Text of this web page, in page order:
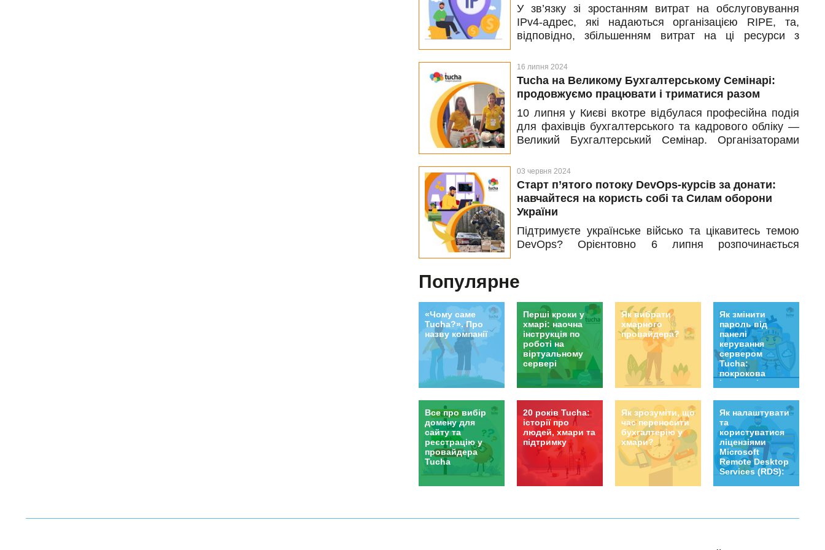
розповісти, як хмарні сервіси допоможуть фахівцям
полегшити їх щоденну роботу з бухгалтерією.
У зв’язку зі зростанням витрат на обслуговування
IPv4-адрес, які надаються організацією RIPE, та,
відповідно, збільшенням витрат на ці ресурси з
змінити вартість однієї IPv4-адреси з 2.00 EUR/місяць
до 3.00 EUR/місяць.
16 липня 2024
Tucha на Великому Бухгалтерському Семінарі:
продовжуємо працювати і триматися разом
10 липня у Києві вкотре відбулася професійна подія
для фахівців бухгалтерського та кадрового обліку —
Великий Бухгалтерський Семінар. Організаторами
03 червня 2024
Старт п’ятого потоку DevOps-курсів за донати:
навчайтеся на користь собі та Силам оборони
України
Підтримуєте українське військо та цікавитесь темою
DevOps? Орієнтовно 6 липня розпочинається
отриманням практичних знань у галузі, що стрімко
перемогу України та поглибити професійні навички.
Популярне
«Чому саме
Tucha?». Про
назву компанії
Перші кроки у
хмарі: наочна
інструкція по
роботі на
віртуальному
сервері
Як вибрати
хмарного
провайдера?
Як змінити
пароль від
панелі
керування
сервером
Tucha:
покрокова
інструкція
Все про вибір
домену для
сайту та
реєстрацію у
провайдера
Tucha
20 років Tucha:
історії про
людей, хмари та
підтримку
Як зрозуміти, що
час переносити
бухгалтерію у
хмари?
Як налаштувати
та
користуватися
ліцензіями
Microsoft
Remote Desktop
Services (RDS):